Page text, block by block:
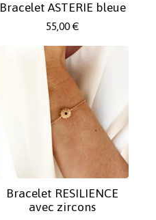
Bracelet ASTERIE bleue
55,00 €
Bracelet RESILIENCE
avec zircons